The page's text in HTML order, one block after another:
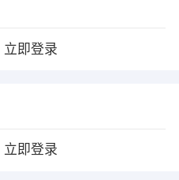
立即登录
立即登录